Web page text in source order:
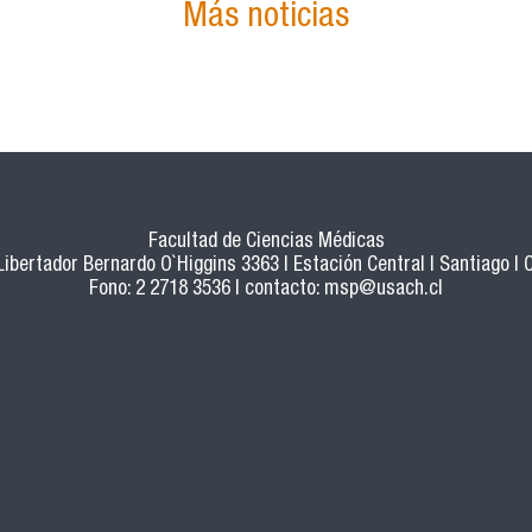
Más noticias
Facultad de Ciencias Médicas
Bernardo O`Higgins 3363 | Estación Central | Santiago |
Fono: 2 2718 3536 | contacto: msp@usach.cl